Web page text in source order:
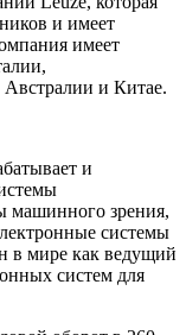
и имеет
имеет
и Китае.
и
машинного зрения,
системы
в мире как ведущий
систем для